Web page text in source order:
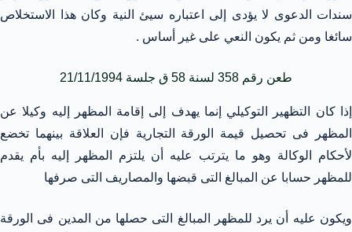
سندات الدعوى لا يؤدى إلى اعتباره سيئ النية وكان هذا الاستخلاص
سائغا ومن ثم يكون النعي على غير أساس .
طعن رقم 358 لسنة 58 ق جلسة 21/11/1994
إذا كان التظهير التوكيلي إنما يهدف إلى إقامة المظهر إليه وكيلا عن
المظهر فى تحصيل قيمة الورقة التجارية فإن العلاقة بينهما تخضع
لأحكام الوكالة وهو ما يترتب عليه أن يلتزم المظهر إليه بأم يقدم
للمظهر حسابا عن المبالغ التى قبضها والمصاريف التى صرفها
ويكون عليه أن يرد للمظهر المبالغ التى حصلها من المدين فى الورقة